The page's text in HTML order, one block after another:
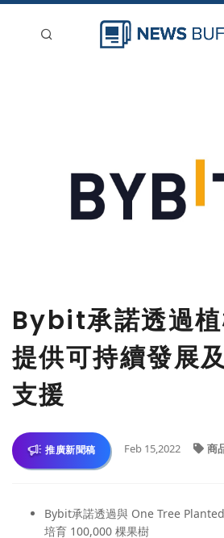
Bybit承諾透過
提供可持續發展
支援
推廣新聞稿 Feb 15,2022 商
Bybit承諾透過與 One Tree
培育 100,000 棵果樹